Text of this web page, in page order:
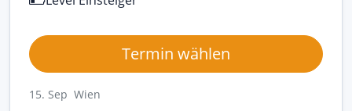
Termin wählen
15. Sep Wien